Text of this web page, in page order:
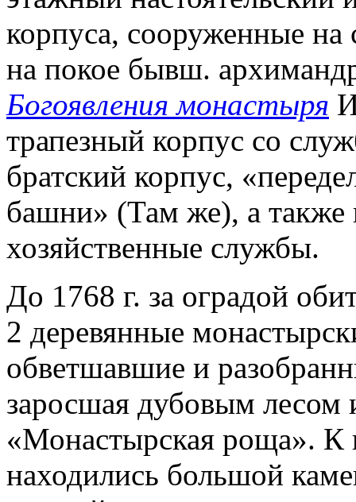
корпуса, сооруженные
на покое бывш.
Богоявления монастыря
трапезный корпус со
братский корпус,
башни» (Там же), а также
хозяйственные службы.
До 1768 г. за оградой
2 деревянные
обветшавшие и
заросшая дубовым лесом
«Монастырская роща».
находились большой